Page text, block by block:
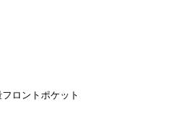
ロントポケット